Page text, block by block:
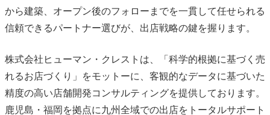
から建築、オープン後のフォローまでを一貫して任せられる
信頼できるパートナー選びが、出店戦略の鍵を握ります。
株式会社ヒューマン・クレストは、「科学的根拠に基づく売
れるお店づくり」をモットーに、客観的なデータに基づいた
精度の高い店舗開発コンサルティングを提供しております。
鹿児島・福岡を拠点に九州全域での出店をトータルサポート